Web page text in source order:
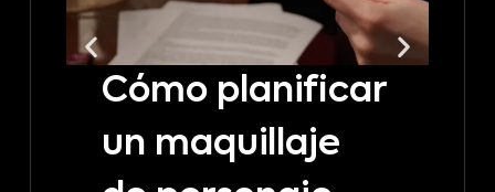
Cómo planificar
un maquillaje